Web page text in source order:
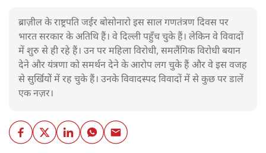
ब्राज़ील के राष्ट्रपति जईर बोसोनारो इस साल गणतंत्रण दिवस पर
भारत सरकार के अतिथि हैं। वे दिल्ली पहुँच चुके हैं। लेकिन वे विवादों
में शुरु से ही रहे हैं। उन पर महिला विरोधी, समलैंगिक विरोधी बयान
देने और यंत्रणा को समर्थन देने के आरोप लग चुके हैं और वे इस वजह
से सुर्खियोें में रह चुके हैं। उनके विवादस्पद विवादों में से कुछ पर डालें
एक नज़र।